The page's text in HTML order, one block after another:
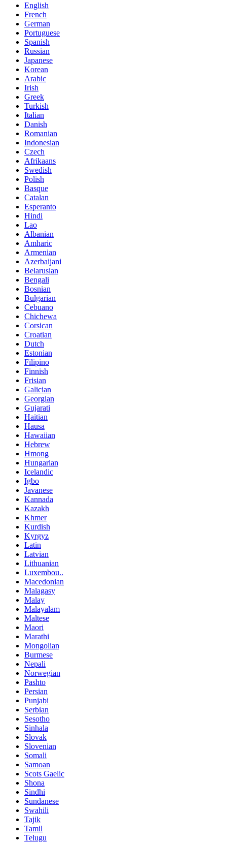
English
French
German
Portuguese
Spanish
Russian
Japanese
Korean
Arabic
Irish
Greek
Turkish
Italian
Danish
Romanian
Indonesian
Czech
Afrikaans
Swedish
Polish
Basque
Catalan
Esperanto
Hindi
Lao
Albanian
Amharic
Armenian
Azerbaijani
Belarusian
Bengali
Bosnian
Bulgarian
Cebuano
Chichewa
Corsican
Croatian
Dutch
Estonian
Filipino
Finnish
Frisian
Galician
Georgian
Gujarati
Haitian
Hausa
Hawaiian
Hebrew
Hmong
Hungarian
Icelandic
Igbo
Javanese
Kannada
Kazakh
Khmer
Kurdish
Kyrgyz
Latin
Latvian
Lithuanian
Luxembou..
Macedonian
Malagasy
Malay
Malayalam
Maltese
Maori
Marathi
Mongolian
Burmese
Nepali
Norwegian
Pashto
Persian
Punjabi
Serbian
Sesotho
Sinhala
Slovak
Slovenian
Somali
Samoan
Scots Gaelic
Shona
Sindhi
Sundanese
Swahili
Tajik
Tamil
Telugu